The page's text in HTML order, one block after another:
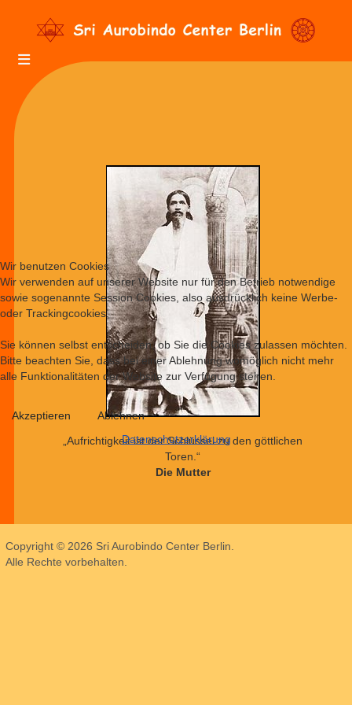
„Aufrichtigkeit ist der Schlüssel zu den göttlichen
Toren.“
Die Mutter
Copyright © 2026 Sri Aurobindo Center Berlin.
Alle Rechte vorbehalten.
Wir benutzen Cookies
Wir verwenden auf unserer Website nur für den Betrieb notwendige
sowie sogenannte Session Cookies, also ausdrücklich keine Werbe-
oder Trackingcookies.
Sie können selbst entscheiden, ob Sie die Cookies zulassen möchten.
Bitte beachten Sie, dass bei einer Ablehnung womöglich nicht mehr
alle Funktionalitäten der Website zur Verfügung stehen.
Akzeptieren
Ablehnen
Datenschutzerklärung